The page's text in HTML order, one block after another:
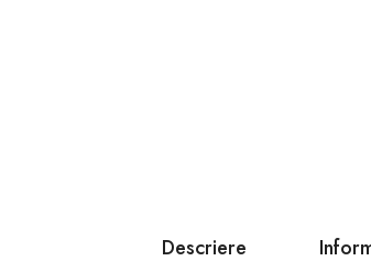
Descriere